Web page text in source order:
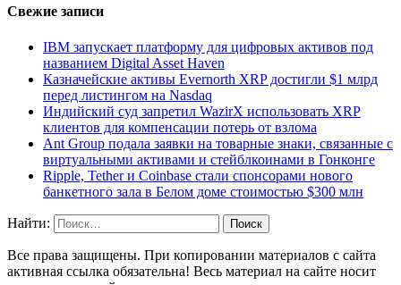
Свежие записи
IBM запускает платформу для цифровых активов под
названием Digital Asset Haven
Казначейские активы Evernorth XRP достигли $1 млрд
перед листингом на Nasdaq
Индийский суд запретил WazirX использовать XRP
клиентов для компенсации потерь от взлома
Ant Group подала заявки на товарные знаки, связанные с
виртуальными активами и стейблкоинами в Гонконге
Ripple, Tether и Coinbase стали спонсорами нового
банкетного зала в Белом доме стоимостью $300 млн
Найти:
Все права защищены. При копировании материалов с сайта
активная ссылка обязательна! Весь материал на сайте носит